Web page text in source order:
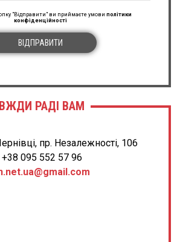
"Відправити" ви приймаєте умови політики
конфіденційності
ВІДПРАВИТИ
РАДІ ВАМ
пр. Незалежності, 106
+38 095 552 57 96